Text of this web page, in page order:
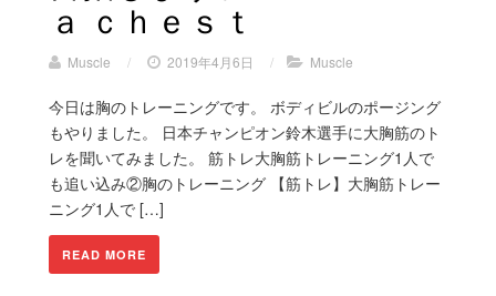
ａ ｃｈｅｓｔ
Muscle / 2019年4月6日 / Muscle
今日は胸のトレーニングです。 ボディビルのポージング
もやりました。 日本チャンピオン鈴木選手に大胸筋のト
レを聞いてみました。 筋トレ大胸筋トレーニング1人で
も追い込み②胸のトレーニング 【筋トレ】大胸筋トレー
ニング1人で […]
READ MORE